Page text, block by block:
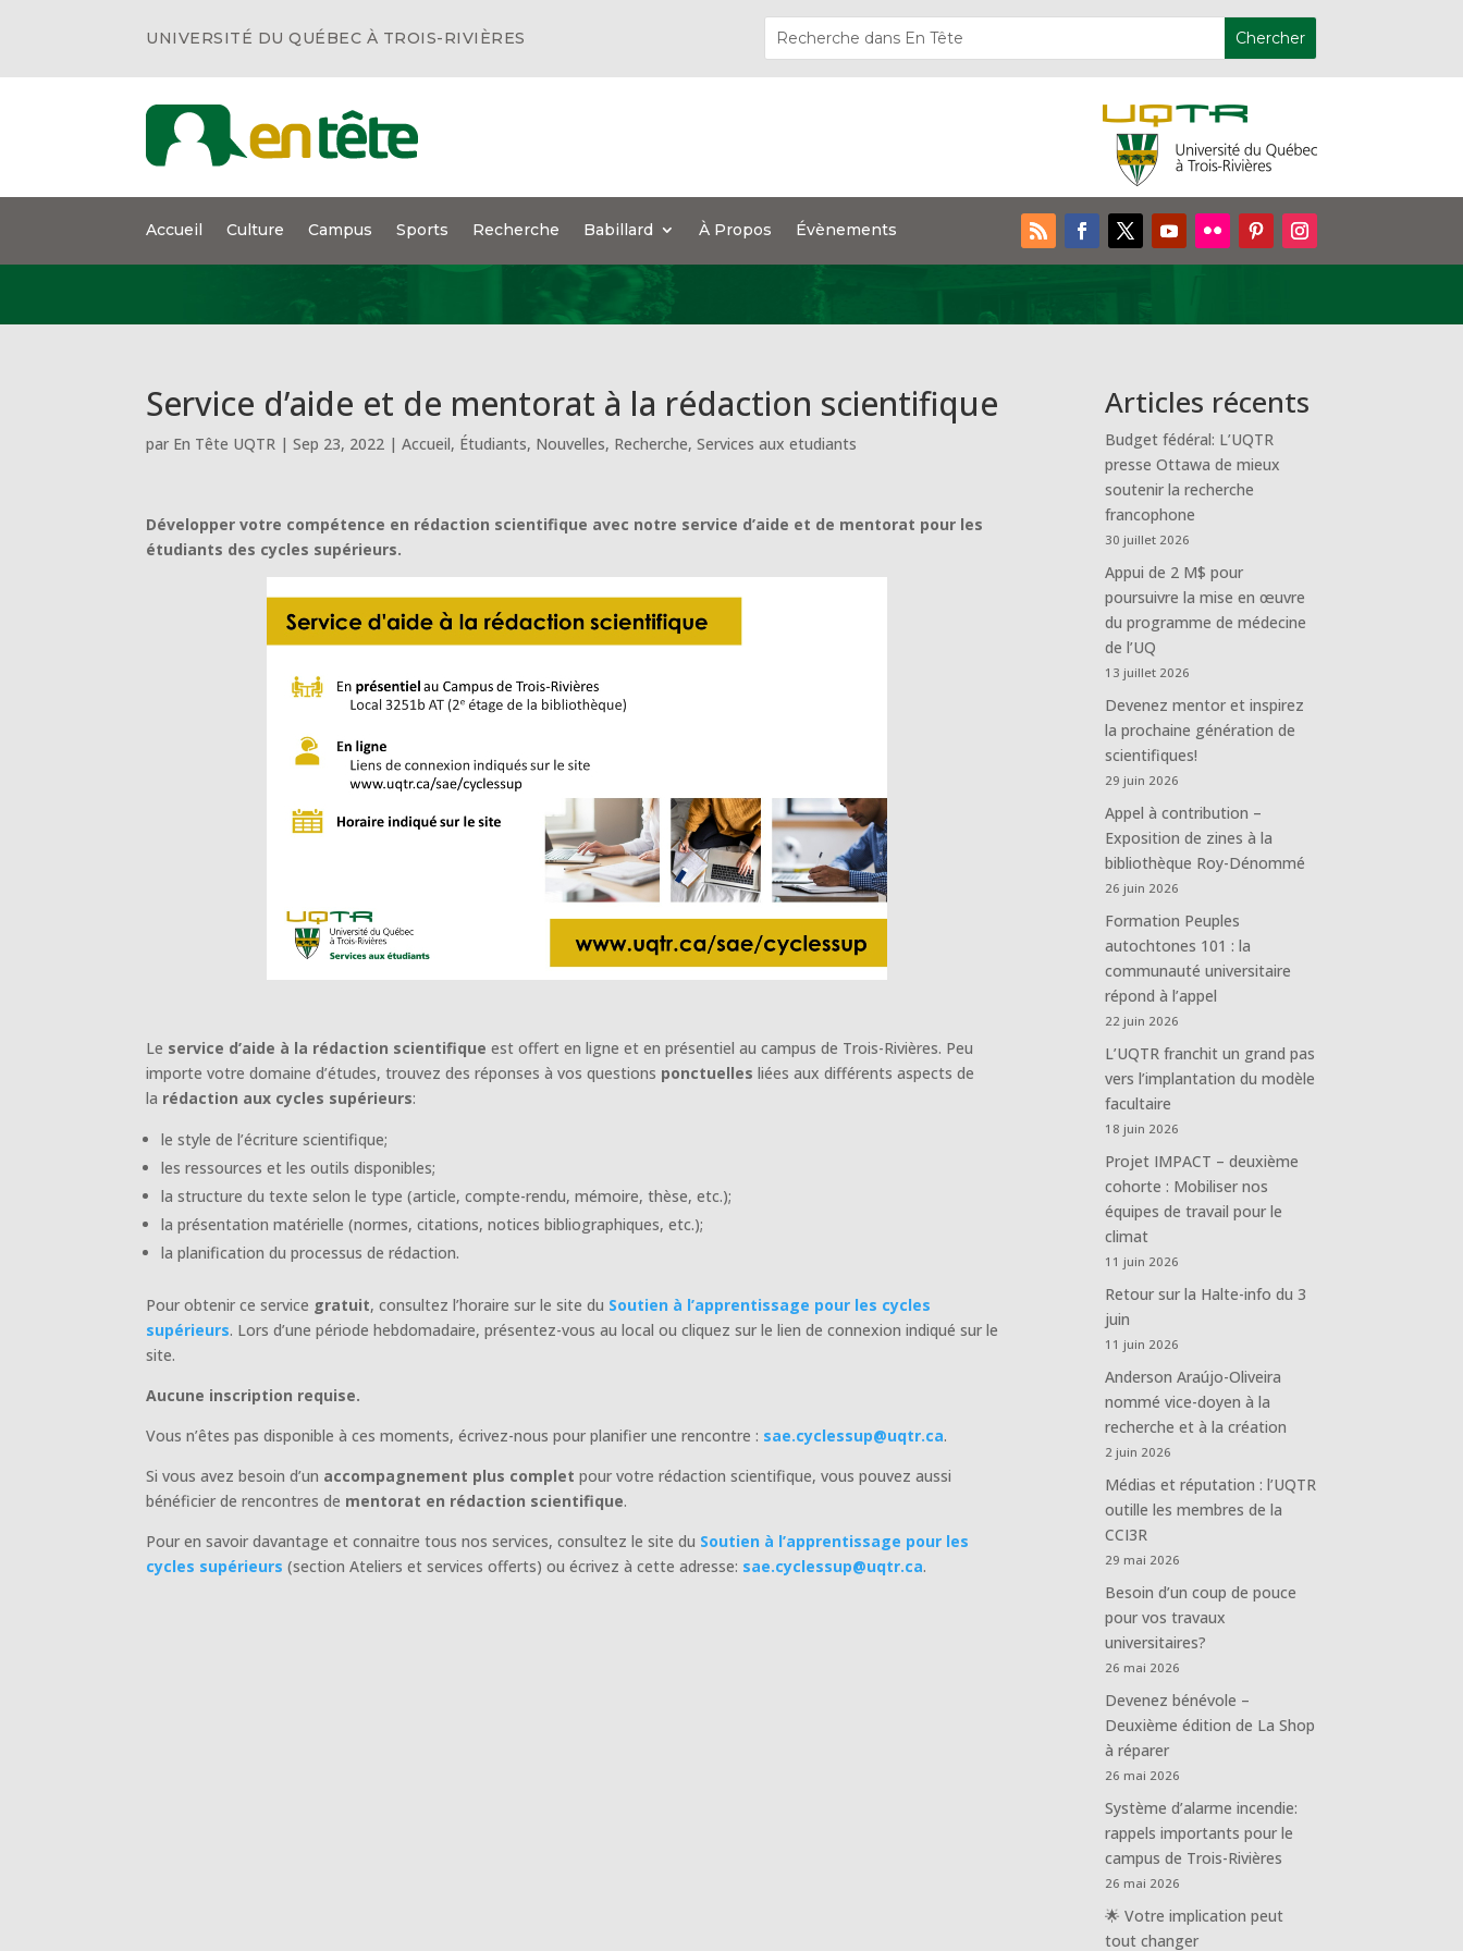
UNIVERSITÉ DU QUÉBEC À TROIS-RIVIÈRES
Accueil Culture Campus Sports Recherche Babillard À Propos Évènements
Service d’aide et de mentorat à la rédaction scientifique
par En Tête UQTR |Sep 23, 2022 |Accueil, Étudiants, Nouvelles, Recherche,Services aux etudiants
Développer votre compétence en rédaction scientifique avec notre service d’aide et de mentorat pour les
étudiants des cycles supérieurs.
Le service d’aide à la rédaction scientifique est offert en ligne et en présentiel au campus de Trois-Rivières. Peu
importe votre domaine d’études, trouvez des réponses à vos questions ponctuelles liées aux différents aspects de
la rédaction aux cycles supérieurs:
le style de l’écriture scientifique;
les ressources et les outils disponibles;
la structure du texte selon le type (article, compte-rendu, mémoire, thèse, etc.);
la présentation matérielle (normes, citations, notices bibliographiques, etc.);
la planification du processus de rédaction.
Pour obtenir ce service gratuit, consultez l’horaire sur le site du Soutien à l’apprentissage pour les cycles
supérieurs. Lors d’une période hebdomadaire, présentez-vous au local ou cliquez sur le lien de connexion indiqué sur le
site.
Aucune inscription requise.
Vous n’êtes pas disponible à ces moments, écrivez-nous pour planifier une rencontre : sae.cyclessup@uqtr.ca.
Si vous avez besoin d’un accompagnement plus complet pour votre rédaction scientifique, vous pouvez aussi
bénéficier de rencontres de mentorat en rédaction scientifique.
Pour en savoir davantage et connaitre tous nos services, consultez le site du Soutien à l’apprentissage pour les
cycles supérieurs (section Ateliers et services offerts) ou écrivez à cette adresse: sae.cyclessup@uqtr.ca.
Articles récents
Budget fédéral: L’UQTR
presse Ottawa de mieux
soutenir la recherche
francophone
30 juillet 2026
Appui de 2 M$ pour
poursuivre la mise en œuvre
du programme de médecine
de l’UQ
13 juillet 2026
Devenez mentor et inspirez
la prochaine génération de
scientifiques!
29 juin 2026
Appel à contribution –
Exposition de zines à la
bibliothèque Roy-Dénommé
26 juin 2026
Formation Peuples
autochtones 101 : la
communauté universitaire
répond à l’appel
22 juin 2026
L’UQTR franchit un grand pas
vers l’implantation du modèle
facultaire
18 juin 2026
Projet IMPACT – deuxième
cohorte : Mobiliser nos
équipes de travail pour le
climat
11 juin 2026
Retour sur la Halte-info du 3
juin
11 juin 2026
Anderson Araújo-Oliveira
nommé vice-doyen à la
recherche et à la création
2 juin 2026
Médias et réputation : l’UQTR
outille les membres de la
CCI3R
29 mai 2026
Besoin d’un coup de pouce
pour vos travaux
universitaires?
26 mai 2026
Devenez bénévole –
Deuxième édition de La Shop
à réparer
26 mai 2026
Système d’alarme incendie:
rappels importants pour le
campus de Trois-Rivières
26 mai 2026
🌟 Votre implication peut
tout changer